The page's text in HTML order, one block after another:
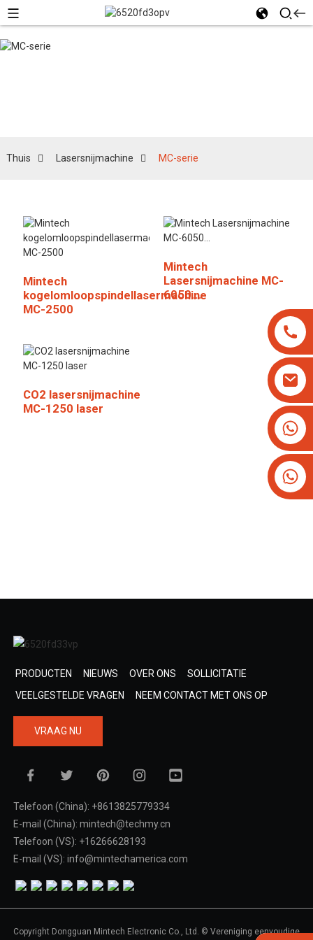
Thuis Lasersnijmachine MC-serie
Mintech
kogelomloopspindellasermachine
MC-2500
Mintech
Lasersnijmachine MC-
6050...
CO2 lasersnijmachine
MC-1250 laser
PRODUCTEN NIEUWS OVER ONS
SOLLICITATIE
VEELGESTELDE VRAGEN
NEEM CONTACT MET ONS OP
VRAAG NU
Telefoon (China): +8613825779334
E-mail (China): mintech@techmy.cn
Telefoon (VS): +16266628193
E-mail (VS): info@mintechamerica.com
Copyright Dongguan Mintech Electronic Co., Ltd. © Vereniging eenvoudige